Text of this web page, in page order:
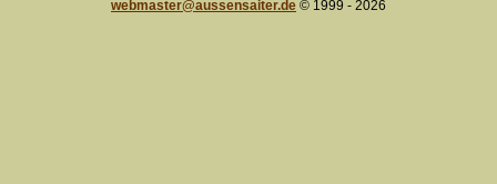
webmaster@aussensaiter.de © 1999 - 2026